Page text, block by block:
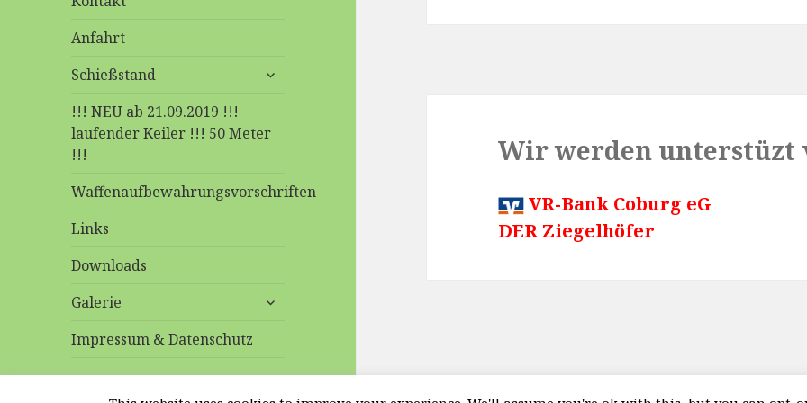
Anfahrt
Schießstand
untermenü
!!! NEU ab 21.09.2019 !!!
laufender Keiler !!! 50 Meter
!!!
Waffenaufbewahrungsvorschriften
Links
Downloads
Galerie
untermenü
Impressum & Datenschutz
Wir werden unterstüzt
VR-Bank Coburg eG
DER Ziegelhöfer